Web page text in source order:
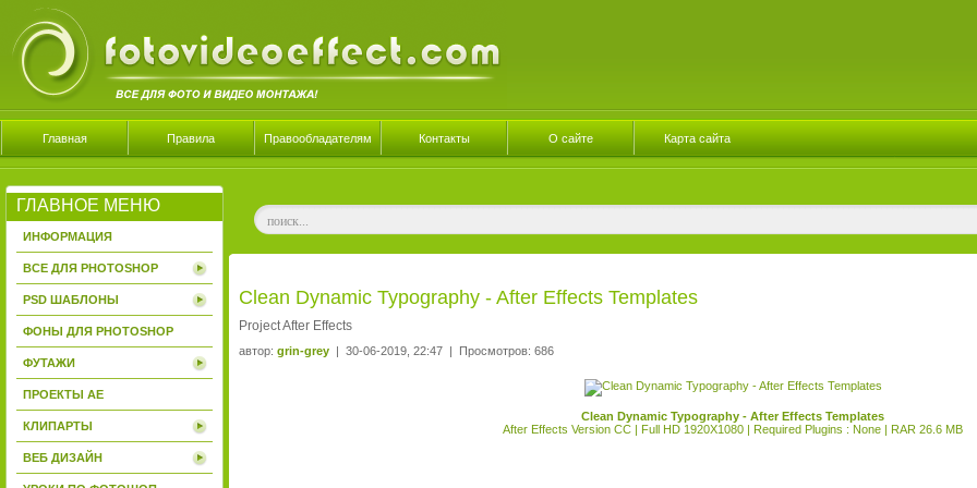
Главная Правила Правообладателям Контакты О сайте Карта сайта
ГЛАВНОЕ МЕНЮ
ИНФОРМАЦИЯ
ВСЕ ДЛЯ PHOTOSHOP
PSD ШАБЛОНЫ
ФОНЫ ДЛЯ PHOTOSHOP
ФУТАЖИ
ПРОЕКТЫ AE
КЛИПАРТЫ
ВЕБ ДИЗАЙН
Clean Dynamic Typography - After Effects Templates
Project After Effects
автор: grin-grey | 30-06-2019, 22:47 | Просмотров: 686
Clean Dynamic Typography - After Effects Templates
After Effects Version CC | Full HD 1920X1080 | Required Plugins : None | RAR 26.6 MB